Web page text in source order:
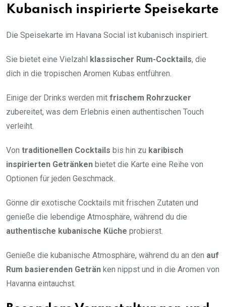
Kubanisch inspirierte Speisekarte
Die Speisekarte im Havana Social ist kubanisch inspiriert.
Sie bietet eine Vielzahl klassischer Rum-Cocktails, die
dich in die tropischen Aromen Kubas entführen.
Einige der Drinks werden mit frischem Rohrzucker
zubereitet, was dem Erlebnis einen authentischen Touch
verleiht.
Von traditionellen Cocktails bis hin zu karibisch
inspirierten Getränken bietet die Karte eine Reihe von
Optionen für jeden Geschmack.
Gönne dir exotische Cocktails mit frischen Zutaten und
genieße die lebendige Atmosphäre, während du die
authentische kubanische Küche probierst.
Genieße die kubanische Atmosphäre, während du an den auf
Rum basierenden Geträn ken nippst und in die Aromen von
Havanna eintauchst.